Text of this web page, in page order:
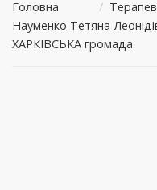
Головна /
Науменко Тетяна
ХАРКІВСЬКА громада